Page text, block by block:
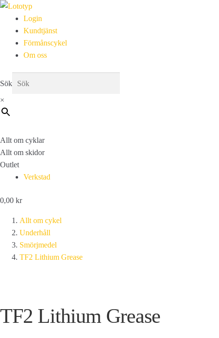
Login
Kundtjänst
Förmånscykel
Om oss
Sök
×
Allt om cyklar
Allt om skidor
Outlet
Verkstad
0,00 kr
Allt om cykel
Underhåll
Smörjmedel
TF2 Lithium Grease
TF2 Lithium Grease